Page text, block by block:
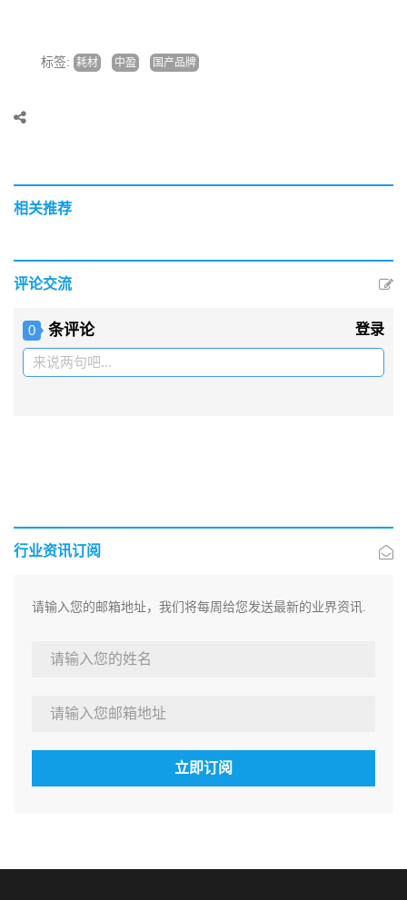
标签: 耗材 中盈 国产品牌
相关推荐
评论交流
0 条评论 登录
来说两句吧...
行业资讯订阅
请输入您的邮箱地址，我们将每周给您发送最新的业界资讯.
立即订阅